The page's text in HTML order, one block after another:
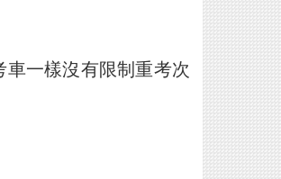
一樣沒有限制重考次